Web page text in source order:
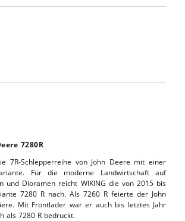
7280R
7R-Schlepperreihe von John Deere mit einer
Für die moderne Landwirtschaft auf
und Dioramen reicht WIKING die von 2015 bis
7280 R nach. Als 7260 R feierte der John
Mit Frontlader war er auch bis letztes Jahr
als 7280 R bedruckt.